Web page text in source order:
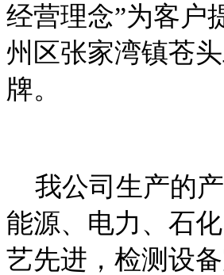
经营理念”为客户
州区张家湾镇苍
牌。
我公司生产的产
能源、电力、石
艺先进，检测设